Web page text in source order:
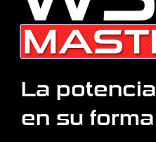
La potencia
en su forma